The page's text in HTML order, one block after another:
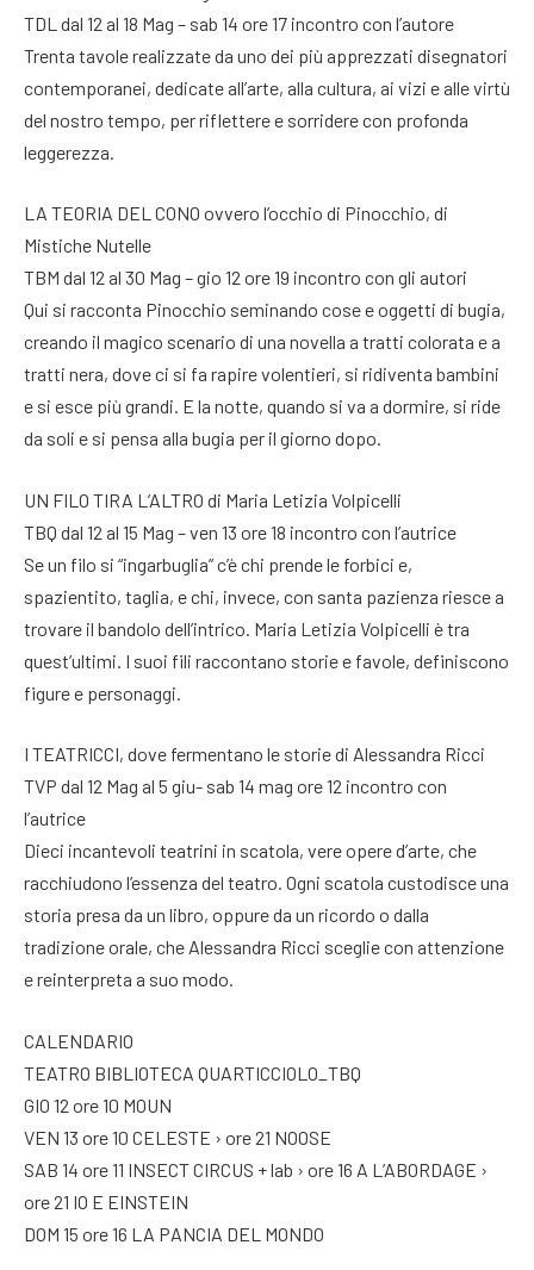
TDL dal 12 al 18 Mag – sab 14 ore 17 incontro con l’autore
Trenta tavole realizzate da uno dei più apprezzati disegnatori
contemporanei, dedicate all’arte, alla cultura, ai vizi e alle virtù
del nostro tempo, per riflettere e sorridere con profonda
leggerezza.
LA TEORIA DEL CONO ovvero l’occhio di Pinocchio, di
Mistiche Nutelle
TBM dal 12 al 30 Mag – gio 12 ore 19 incontro con gli autori
Qui si racconta Pinocchio seminando cose e oggetti di bugia,
creando il magico scenario di una novella a tratti colorata e a
tratti nera, dove ci si fa rapire volentieri, si ridiventa bambini
e si esce più grandi. E la notte, quando si va a dormire, si ride
da soli e si pensa alla bugia per il giorno dopo.
UN FILO TIRA L’ALTRO di Maria Letizia Volpicelli
TBQ dal 12 al 15 Mag – ven 13 ore 18 incontro con l’autrice
Se un filo si “ingarbuglia” c’è chi prende le forbici e,
spazientito, taglia, e chi, invece, con santa pazienza riesce a
trovare il bandolo dell’intrico. Maria Letizia Volpicelli è tra
quest’ultimi. I suoi fili raccontano storie e favole, definiscono
figure e personaggi.
I TEATRICCI, dove fermentano le storie di Alessandra Ricci
TVP dal 12 Mag al 5 giu- sab 14 mag ore 12 incontro con
l’autrice
Dieci incantevoli teatrini in scatola, vere opere d’arte, che
racchiudono l’essenza del teatro. Ogni scatola custodisce una
storia presa da un libro, oppure da un ricordo o dalla
tradizione orale, che Alessandra Ricci sceglie con attenzione
e reinterpreta a suo modo.
CALENDARIO
TEATRO BIBLIOTECA QUARTICCIOLO_TBQ
GIO 12 ore 10 MOUN
VEN 13 ore 10 CELESTE › ore 21 NOOSE
SAB 14 ore 11 INSECT CIRCUS + lab › ore 16 A L’ABORDAGE ›
ore 21 IO E EINSTEIN
DOM 15 ore 16 LA PANCIA DEL MONDO